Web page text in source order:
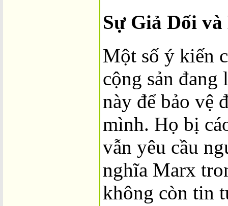
Sự Giả Dối
Một số ý kiến
cộng sản
này để bảo vệ
mình. Họ bị
vẫn yêu cầu
nghĩa Marx
không còn tin